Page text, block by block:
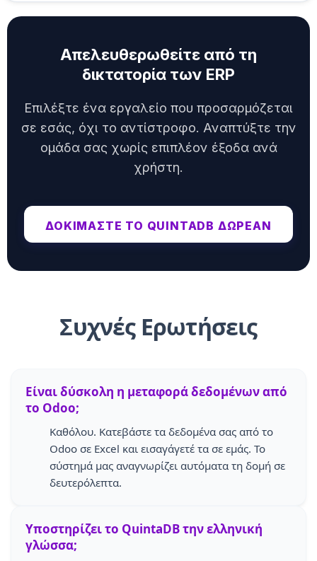
Απελευθερωθείτε από τη
δικτατορία των ERP
Επιλέξτε ένα εργαλείο που προσαρμόζεται
σε εσάς, όχι το αντίστροφο. Αναπτύξτε την
ομάδα σας χωρίς επιπλέον έξοδα ανά
χρήστη.
ΔΟΚΙΜΆΣΤΕ ΤΟ QUINTADB ΔΩΡΕΆΝ
Συχνές Ερωτήσεις
Είναι δύσκολη η μεταφορά δεδομένων από
το Odoo;
Καθόλου. Κατεβάστε τα δεδομένα σας από το
Odoo σε Excel και εισαγάγετέ τα σε εμάς. Το
σύστημά μας αναγνωρίζει αυτόματα τη δομή σε
δευτερόλεπτα.
Υποστηρίζει το QuintaDB την ελληνική
γλώσσα;